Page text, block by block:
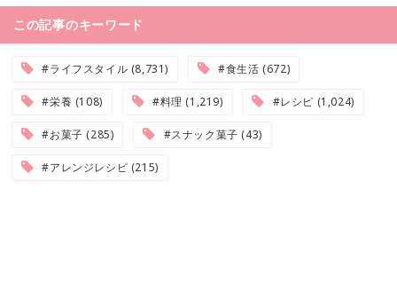
この記事のキーワード
#ライフスタイル (8,731) #食生活 (672)
#栄養 (108) #料理 (1,219) #レシピ (1,024)
#お菓子 (285) #スナック菓子 (43)
#アレンジレシピ (215)